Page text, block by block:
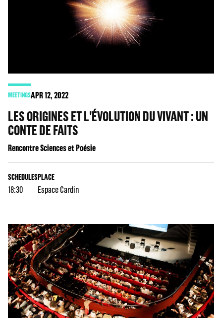
MEETINGSAPR12, 2022
LES ORIGINES ET L'ÉVOLUTION DU VIVANT : UN
CONTE DE FAITS
Rencontre Sciences et Poésie
SCHEDULES
18:30
PLACE
Espace Cardin